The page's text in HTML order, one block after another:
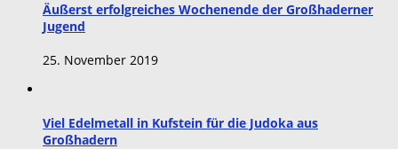
Äußerst erfolgreiches Wochenende der Großhaderner
Jugend
25. November 2019
Viel Edelmetall in Kufstein für die Judoka aus
Großhadern